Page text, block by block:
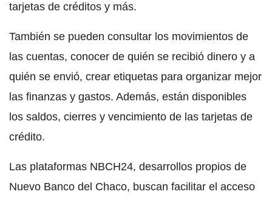
tarjetas de créditos y más.
También se pueden consultar los movimientos de
las cuentas, conocer de quién se recibió dinero y a
quién se envió, crear etiquetas para organizar mejor
las finanzas y gastos. Además, están disponibles
los saldos, cierres y vencimiento de las tarjetas de
crédito.
Las plataformas NBCH24, desarrollos propios de
Nuevo Banco del Chaco, buscan facilitar el acceso